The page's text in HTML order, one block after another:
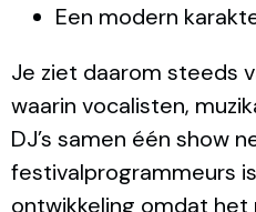
Een modern
Je ziet daarom steeds
waarin vocalisten,
DJ’s samen één show
festivalprogrammeurs
ontwikkeling omdat